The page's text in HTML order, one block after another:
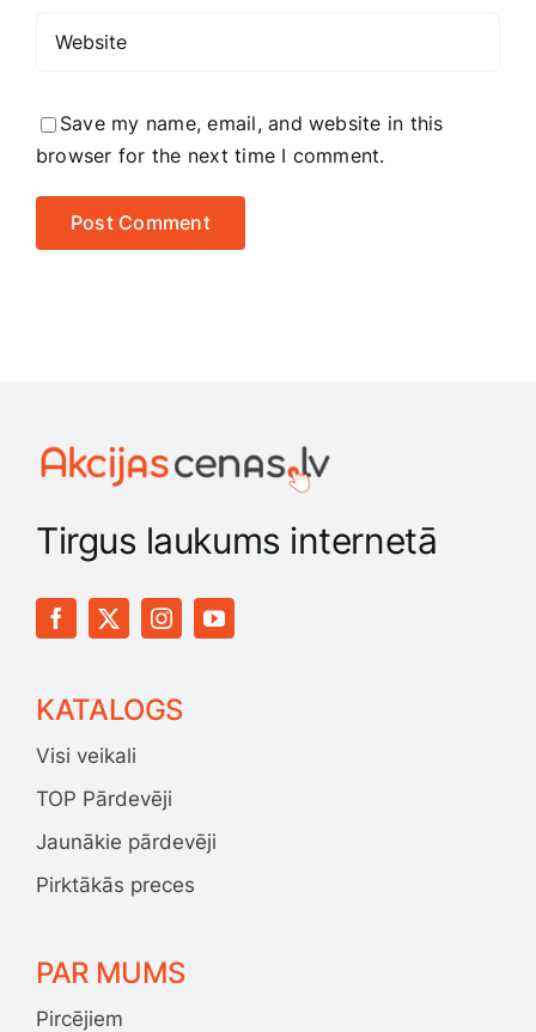
Save my name, email, and website in this
browser for the next time I comment.
Tirgus laukums internetā
KATALOGS
Visi veikali
TOP Pārdevēji
Jaunākie pārdevēji
Pirktākās preces
PAR MUMS
Pircējiem